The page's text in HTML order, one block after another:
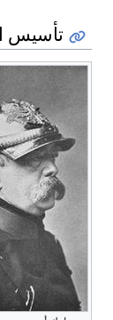
تأسيس